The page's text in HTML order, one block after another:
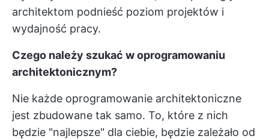
architektom podnieść poziom projektów i
wydajność pracy.
Czego należy szukać w oprogramowaniu
architektonicznym?
Nie każde oprogramowanie architektoniczne
jest zbudowane tak samo. To, które z nich
będzie "najlepsze" dla ciebie, będzie zależało od